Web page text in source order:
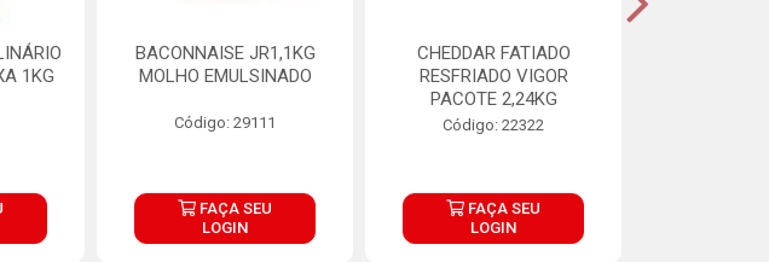
1KG
BACONNAISE JR1,1KG
MOLHO EMULSINADO
Código: 29111
FAÇA SEU
LOGIN
CHEDDAR FATIADO
RESFRIADO VIGOR
PACOTE 2,24KG
Código: 22322
FAÇA SEU
LOGIN